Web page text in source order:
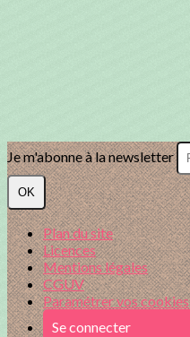
Je m'abonne à la newsletter
OK
Plan du site
Licences
Mentions légales
CGUV
Paramétrer vos cookies
Se connecter